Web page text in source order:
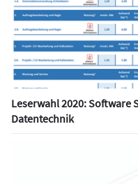
Leserwahl 2020: Software
Datentechnik